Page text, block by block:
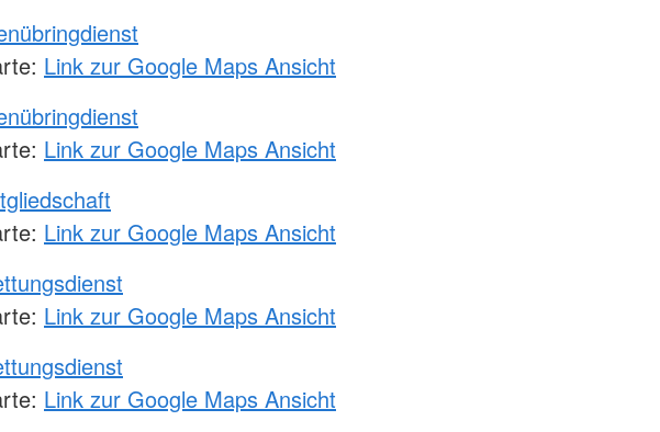
Link zur Google Maps Ansicht
Link zur Google Maps Ansicht
Link zur Google Maps Ansicht
Link zur Google Maps Ansicht
Link zur Google Maps Ansicht